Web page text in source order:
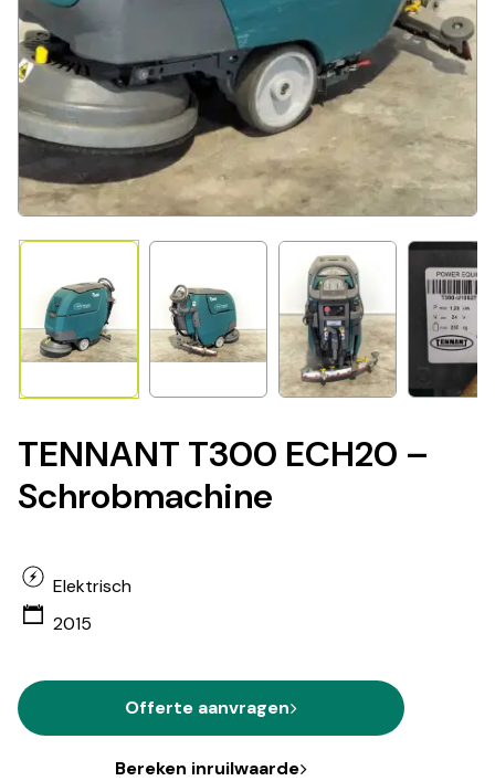
TENNANT T300 ECH20 –
Schrobmachine
Elektrisch
2015
Offerte aanvragen
Bereken inruilwaarde